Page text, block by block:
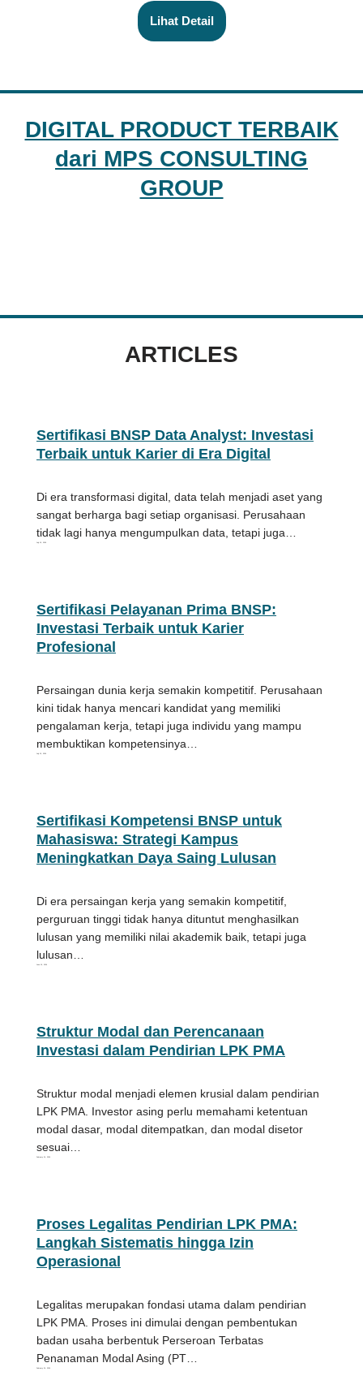
Lihat Detail
DIGITAL PRODUCT TERBAIK
dari MPS CONSULTING
GROUP
ARTICLES
Sertifikasi BNSP Data Analyst: Investasi
Terbaik untuk Karier di Era Digital
Di era transformasi digital, data telah menjadi aset yang
sangat berharga bagi setiap organisasi. Perusahaan
tidak lagi hanya mengumpulkan data, tetapi juga…
Sertifikasi Pelayanan Prima BNSP:
Investasi Terbaik untuk Karier
Profesional
Persaingan dunia kerja semakin kompetitif. Perusahaan
kini tidak hanya mencari kandidat yang memiliki
pengalaman kerja, tetapi juga individu yang mampu
membuktikan kompetensinya…
Sertifikasi Kompetensi BNSP untuk
Mahasiswa: Strategi Kampus
Meningkatkan Daya Saing Lulusan
Di era persaingan kerja yang semakin kompetitif,
perguruan tinggi tidak hanya dituntut menghasilkan
lulusan yang memiliki nilai akademik baik, tetapi juga
lulusan…
Struktur Modal dan Perencanaan
Investasi dalam Pendirian LPK PMA
Struktur modal menjadi elemen krusial dalam pendirian
LPK PMA. Investor asing perlu memahami ketentuan
modal dasar, modal ditempatkan, dan modal disetor
sesuai…
Proses Legalitas Pendirian LPK PMA:
Langkah Sistematis hingga Izin
Operasional
Legalitas merupakan fondasi utama dalam pendirian
LPK PMA. Proses ini dimulai dengan pembentukan
badan usaha berbentuk Perseroan Terbatas
Penanaman Modal Asing (PT…